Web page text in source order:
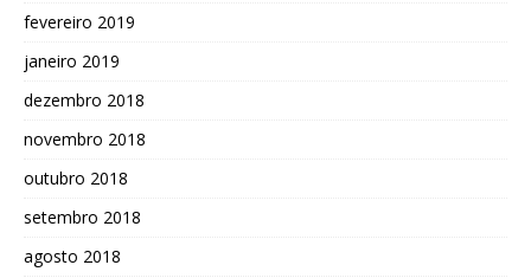
fevereiro 2019
janeiro 2019
dezembro 2018
novembro 2018
outubro 2018
setembro 2018
agosto 2018